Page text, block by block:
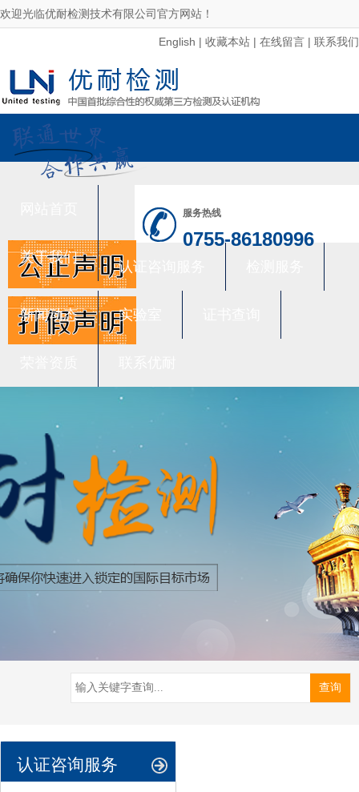
欢迎光临优耐检测技术有限公司官方网站！
English | 收藏本站 | 在线留言 | 联系我们
服务热线
0755-86180996
关于我们
认证咨询服务
新闻动态 实验室
认证咨询服务